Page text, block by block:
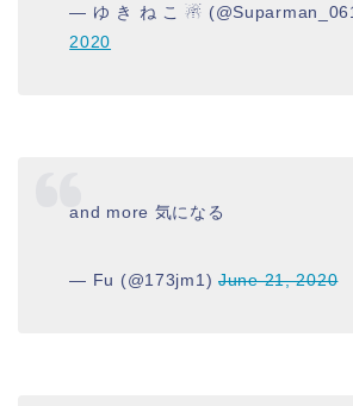
— ゆ き ね こ ☃
2020
and more 気になる
— Fu (@173jm1) June 21, 2020